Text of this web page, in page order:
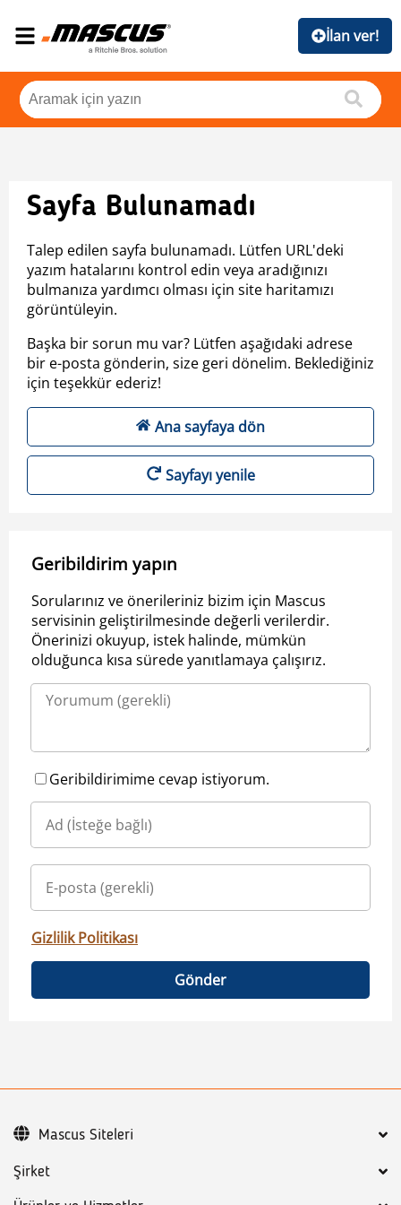
İlan ver!
Sayfa Bulunamadı
Talep edilen sayfa bulunamadı. Lütfen URL'deki
yazım hatalarını kontrol edin veya aradığınızı
bulmanıza yardımcı olması için site haritamızı
görüntüleyin.
Başka bir sorun mu var? Lütfen aşağıdaki adrese
bir e-posta gönderin, size geri dönelim. Beklediğiniz
için teşekkür ederiz!
Ana sayfaya dön
Sayfayı yenile
Geribildirim yapın
Sorularınız ve önerileriniz bizim için Mascus
servisinin geliştirilmesinde değerli verilerdir.
Önerinizi okuyup, istek halinde, mümkün
olduğunca kısa sürede yanıtlamaya çalışırız.
Geribildirimime cevap istiyorum.
Gizlilik Politikası
Gönder
Şirket
Mascus Siteleri